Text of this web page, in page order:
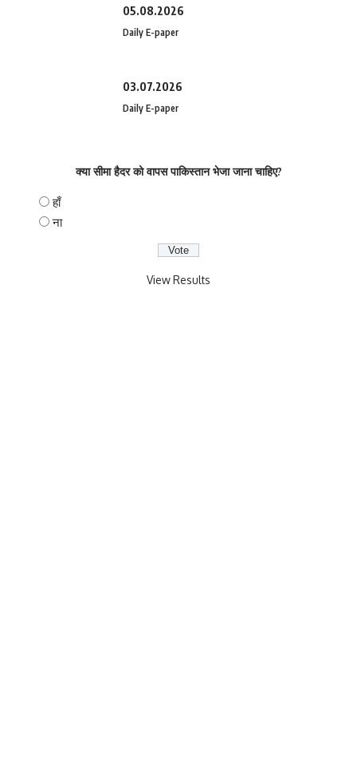
05.08.2026
Daily E-paper
03.07.2026
Daily E-paper
क्या सीमा हैदर को वापस पाकिस्तान भेजा जाना चाहिए?
हाँ
ना
View Results